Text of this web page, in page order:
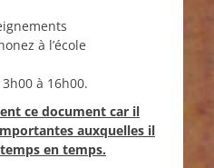
à l’école
à 16h00.
ce document car il
auxquelles il
en temps.